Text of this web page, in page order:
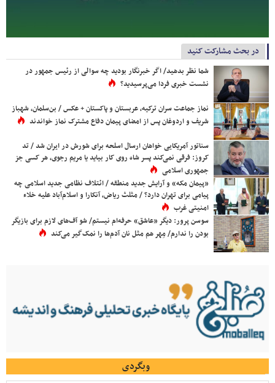
در بحث مشارکت کنید
شما نظر بدهید/ اگر خبرنگار بودید چه سوالی از رئیس جمهور در
نشست خبری فردا می‌پرسیدید؟
نماز جماعت سران ترکیه، عربستان و پاکستان + عکس / بن‌سلمان، شهباز
شریف و اردوغان پس از امضای پیمان دفاع مشترک نماز خواندند
سناتور آمریکایی خواهان ارسال اسلحه برای شورش در ایران شد / تد
کروز: فرقی نمی‌کند پسر شاه روی کار بیاید یا مریم رجوی، هر کسی جز
جمهوری اسلامی
«پیمان مکه» و آرایش جدید منطقه / ائتلاف نظامی جدید اسلامی چه
پیامی برای تهران دارد؟ / مثلث ریاض، آنکارا و اسلام‌آباد علیه خلاء
امنیتی غرب
سوسن پرور: دیگر «عاشق» حرفه‌ام نیستم/ شو آف‌های لازم برای بازیگر
بودن را ندارم/ مِهر هم مثل نان آدم‌ها را نمک‌گیر می‌کند
وبگردی